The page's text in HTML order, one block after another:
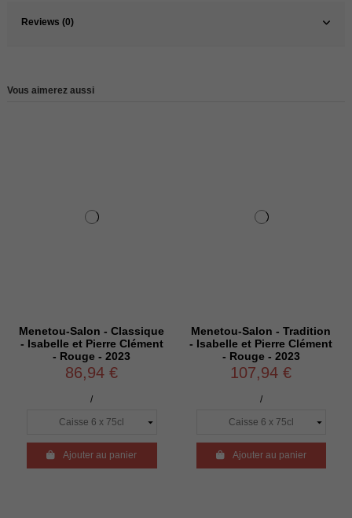
Reviews (0)
Vous aimerez aussi
Menetou-Salon - Classique
- Isabelle et Pierre Clément
- Rouge - 2023
86,94 €
/
Ajouter au panier
Menetou-Salon - Tradition
- Isabelle et Pierre Clément
- Rouge - 2023
107,94 €
/
Ajouter au panier